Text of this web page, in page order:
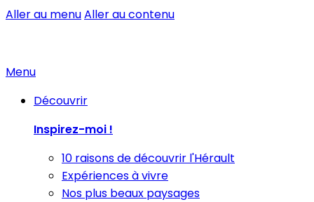
Aller au menuAller au contenu
Menu
Découvrir
Inspirez-moi !
10 raisons de découvrir l'Hérault
Expériences à vivre
Nos plus beaux paysages